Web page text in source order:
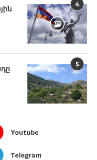
4
5
Youtube
Telegram